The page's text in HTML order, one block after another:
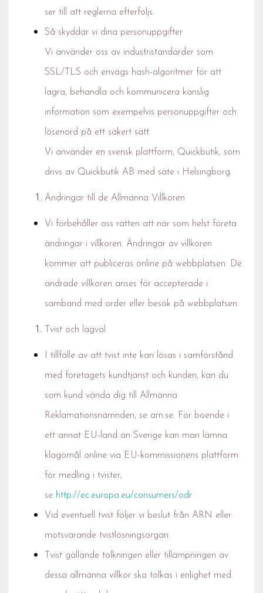
ser till att reglerna efterföljs.
Så skyddar vi dina personuppgifter
Vi använder oss av industristandarder som
SSL/TLS och envägs hash-algoritmer för att
lagra, behandla och kommunicera känslig
information som exempelvis personuppgifter och
lösenord på ett säkert sätt.
Vi använder en svensk plattform, Quickbutik, som
drivs av Quickbutik AB med säte i Helsingborg.
Ändringar till de Allmänna Villkoren
Vi förbehåller oss rätten att när som helst företa
ändringar i villkoren. Ändringar av villkoren
kommer att publiceras online på webbplatsen. De
ändrade villkoren anses för accepterade i
samband med order eller besök på webbplatsen.
Tvist och lagval
I tillfälle av att tvist inte kan lösas i samförstånd
med företagets kundtjänst och kunden, kan du
som kund vända dig till Allmänna
Reklamationsnämnden, se arn.se. För boende i
ett annat EU-land än Sverige kan man lämna
klagomål online via EU-kommissionens plattform
för medling i tvister,
se http://ec.europa.eu/consumers/odr
Vid eventuell tvist följer vi beslut från ARN eller
motsvarande tvistlösningsorgan.
Tvist gällande tolkningen eller tillämpningen av
dessa allmänna villkor ska tolkas i enlighet med